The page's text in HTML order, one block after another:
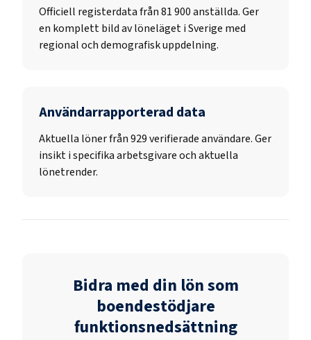
Officiell registerdata från81 900anställda. Ger
en komplett bild av löneläget i Sverige med
regional och demografisk uppdelning.
Användarrapporterad data
Aktuella löner från 929 verifierade användare. Ger
insikt i specifika arbetsgivare och aktuella
lönetrender.
Bidra med din lön som
boendestödjare
funktionsnedsättning